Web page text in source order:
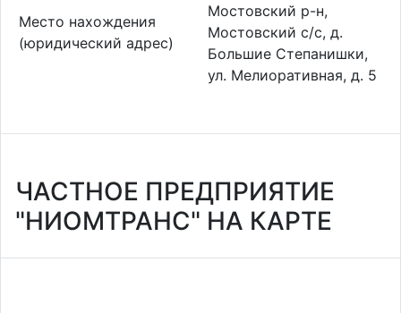
Место нахождения
(юридический адрес)
Мостовский р-н,
Мостовский с/с, д.
Большие Степанишки,
ул. Мелиоративная, д. 5
ЧАСТНОЕ ПРЕДПРИЯТИЕ
"НИОМТРАНС" НА КАРТЕ